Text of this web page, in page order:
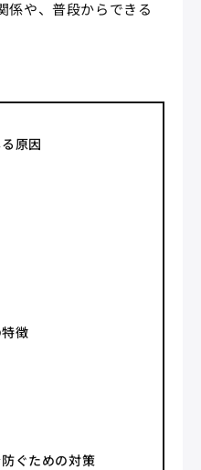
係や、普段からできる
原因
徴
ぐための対策